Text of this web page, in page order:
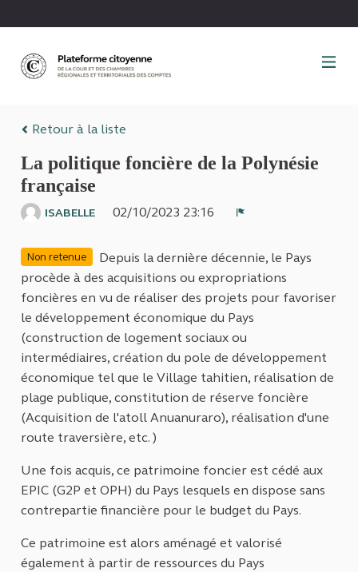
Retour à la liste
La politique foncière de la Polynésie
française
ISABELLE
02/10/2023 23:16
Non retenue
Depuis la dernière décennie, le Pays
procède à des acquisitions ou expropriations
foncières en vu de réaliser des projets pour favoriser
le développement économique du Pays
(construction de logement sociaux ou
intermédiaires, création du pole de développement
économique tel que le Village tahitien, réalisation de
plage publique, constitution de réserve foncière
(Acquisition de l'atoll Anuanuraro), réalisation d'une
route traversière, etc. )
Une fois acquis, ce patrimoine foncier est cédé aux
EPIC (G2P et OPH) du Pays lesquels en dispose sans
contrepartie financière pour le budget du Pays.
Ce patrimoine est alors aménagé et valorisé
également à partir de ressources du Pays